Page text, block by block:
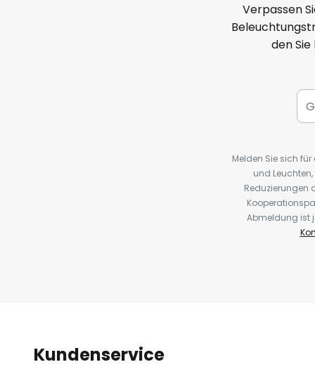
Verpassen
den
Melden Sie sich
und
Reduzierungen
Abmeldung ist
Kundenservice